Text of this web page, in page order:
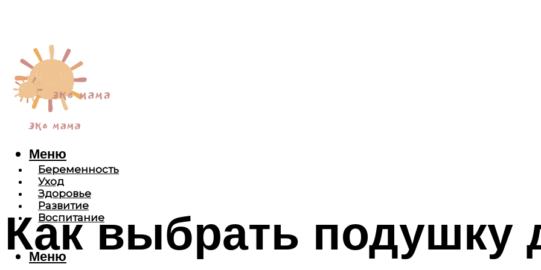
Беременность
Уход
Здоровье
Развитие
Воспитание
Меню
Меню
Как выбрать подушку